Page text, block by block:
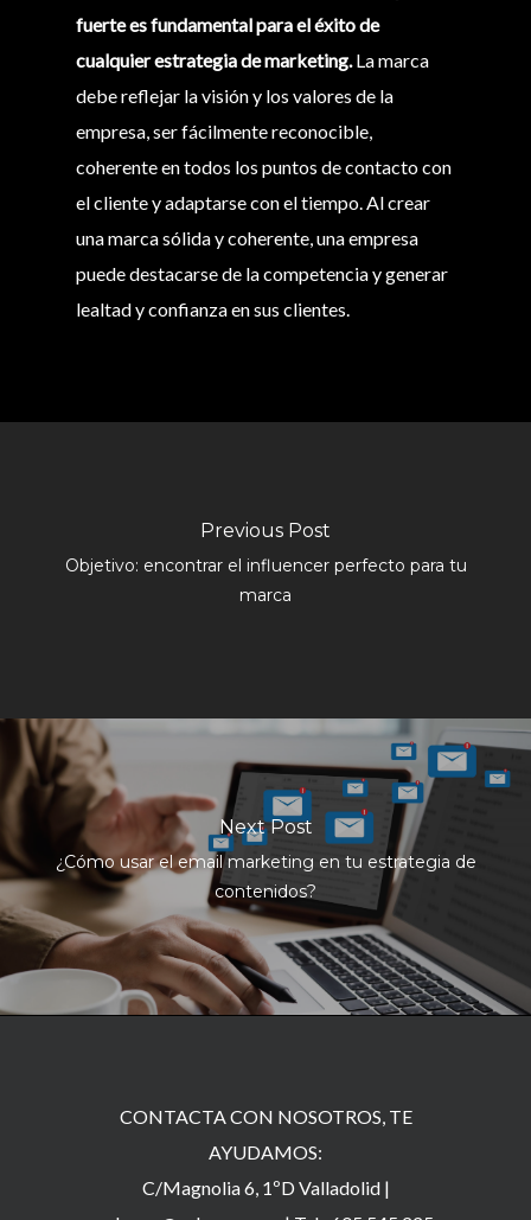
fuerte es fundamental para el éxito de
cualquier estrategia de marketing.La marca
debe reflejar la visión y los valores de la
empresa, ser fácilmente reconocible,
coherente en todos los puntos de contacto con
el cliente y adaptarse con el tiempo. Al crear
una marca sólida y coherente, una empresa
puede destacarse de la competencia y generar
lealtad y confianza en sus clientes.
Previous Post
Objetivo: encontrar el influencer perfecto para tu
marca
Next Post
¿Cómo usar el email marketing en tu estrategia de
contenidos?
CONTACTA CON NOSOTROS, TE
AYUDAMOS:
C/Magnolia 6, 1ºD Valladolid |